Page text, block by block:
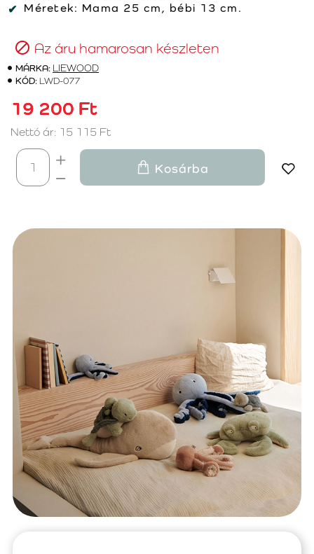
Méretek: Mama 25 cm, bébi 13 cm.
Az áru hamarosan készleten
MÁRKA: LIEWOOD
KÓD: LWD-077
19 200 Ft
Nettó ár: 15 115 Ft
Kosárba